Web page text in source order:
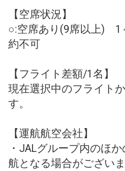
【空席状況】
○:空席あり(9席以上) 1
約不可
【フライト差額/1名】
現在選択中のフライト
す。
【運航航空会社】
・JALグループ内のほ
航となる場合がございま